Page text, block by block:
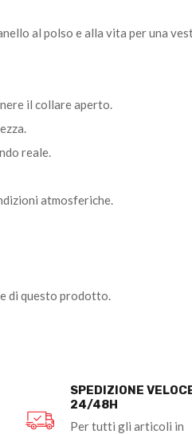
al polso e alla vita per una
il collare aperto.
reale.
atmosferiche.
di questo prodotto.
SPEDIZIONE
24/48H
Per tutti gli articoli in